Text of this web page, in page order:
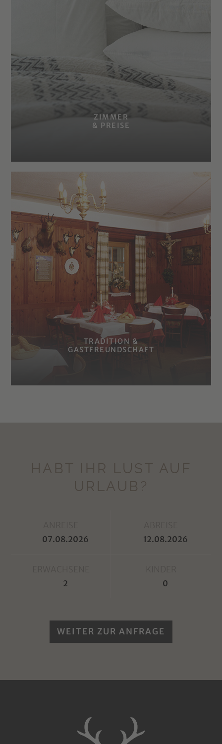
ZIMMER
& PREISE
TRADITION &
GASTFREUNDSCHAFT
HABT IHR LUST AUF
URLAUB?
WEITER ZUR ANFRAGE